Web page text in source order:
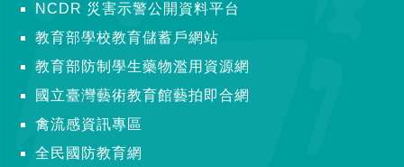
NCDR 災害示警公開資料平台
教育部學校教育儲蓄戶網站
教育部防制學生藥物濫用資源網
國立臺灣藝術教育館藝拍即合網
禽流感資訊專區
全民國防教育網